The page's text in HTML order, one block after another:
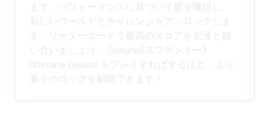
ます。パフォーマンスに基づいて星を獲得し、
新しいワールドとチャレンジをアンロックしま
す。リーダーボードで最高のスコアを友達と競
い合いましょう。 Sprunki(スプランキー)
Ultimate Deluxe をプレイすればするほど、より
多くのロックを解除できます！